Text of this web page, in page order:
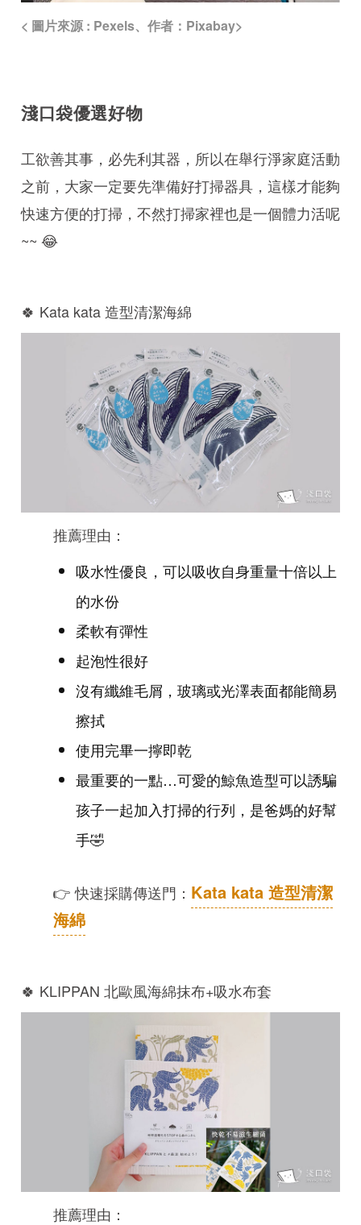
< 圖片來源 : Pexels、作者：Pixabay>
淺口袋優選好物
工欲善其事，必先利其器，所以在舉行淨家庭活動
之前，大家一定要先準備好打掃器具，這樣才能夠
快速方便的打掃，不然打掃家裡也是一個體力活呢
~~ 😂
🍀 Kata kata 造型清潔海綿
推薦理由：
吸水性優良，可以吸收自身重量十倍以上
的水份
柔軟有彈性
起泡性很好
沒有纖維毛屑，玻璃或光澤表面都能簡易
擦拭
使用完畢一擰即乾
最重要的一點…可愛的鯨魚造型可以誘騙
孩子一起加入打掃的行列，是爸媽的好幫
手🤣
👉 快速採購傳送門： Kata kata 造型清潔
海綿
🍀 KLIPPAN 北歐風海綿抹布+吸水布套
推薦理由：